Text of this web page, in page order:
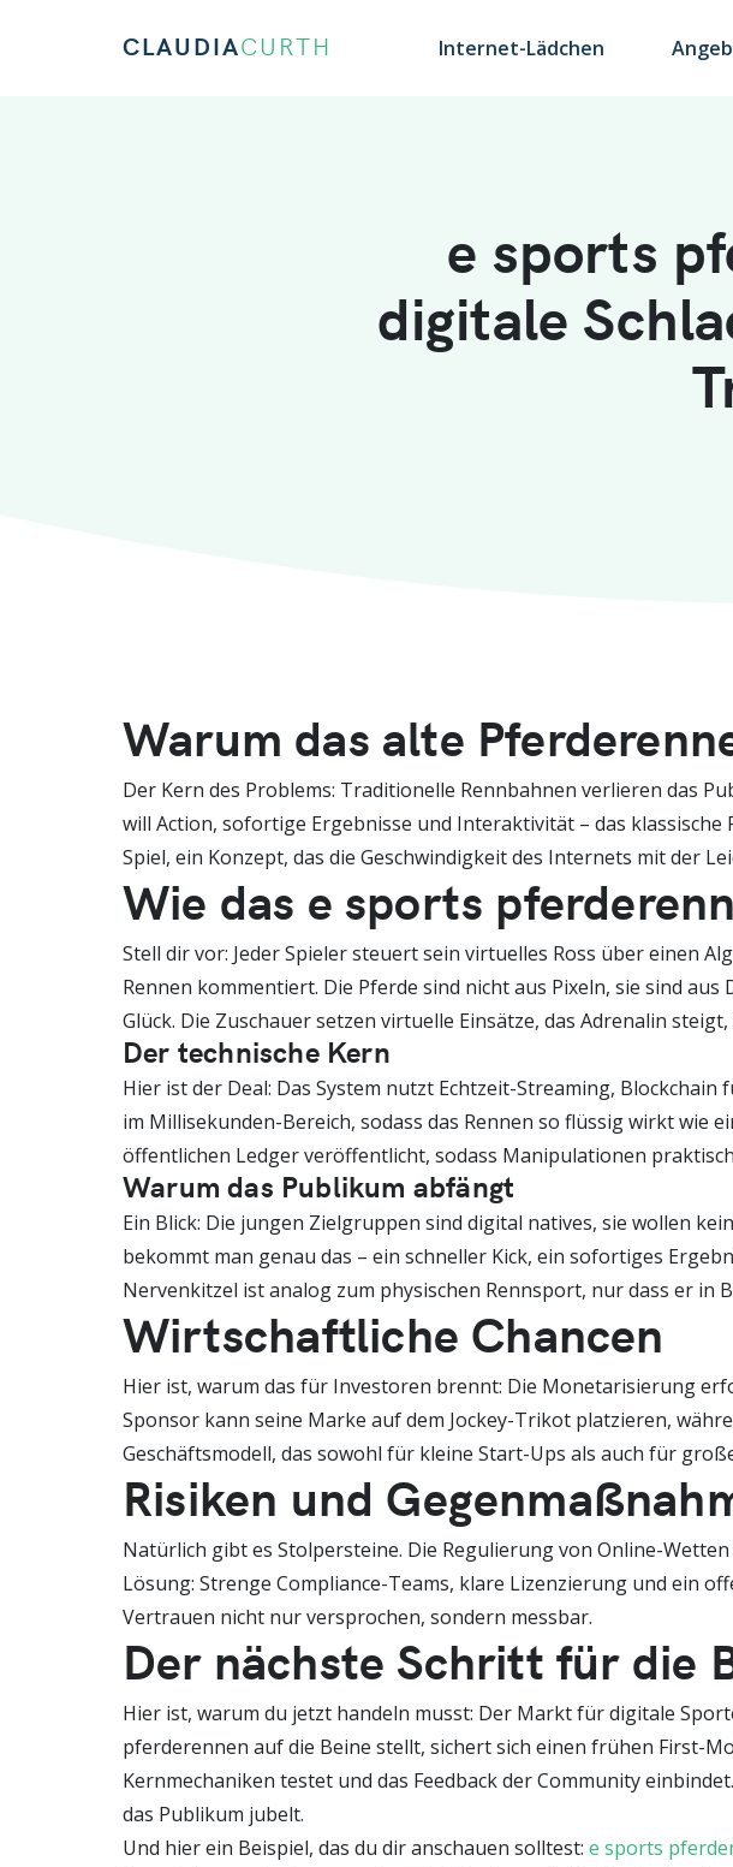
CLAUDIACURTH Internet-Lädchen
e sports
digitale
Warum das alte
Der Kern des Problems: Traditionelle Rennbahnen verlieren das
will Action, sofortige Ergebnisse und Interaktivität – das
Spiel, ein Konzept, das die Geschwindigkeit des Internets mit der
Wie das e sports
Stell dir vor: Jeder Spieler steuert sein virtuelles Ross über einen
Rennen kommentiert. Die Pferde sind nicht aus Pixeln, sie sind
Glück. Die Zuschauer setzen virtuelle Einsätze, das Adrenalin
Der technische Kern
Hier ist der Deal: Das System nutzt Echtzeit-Streaming,
im Millisekunden-Bereich, sodass das Rennen so flüssig wirkt wie
öffentlichen Ledger veröffentlicht, sodass Manipulationen
Warum das Publikum abfängt
Ein Blick: Die jungen Zielgruppen sind digital natives, sie wollen
bekommt man genau das – ein schneller Kick, ein sofortiges
Nervenkitzel ist analog zum physischen Rennsport, nur dass er in
Wirtschaftliche Chancen
Hier ist, warum das für Investoren brennt: Die Monetarisierung
Sponsor kann seine Marke auf dem Jockey-Trikot platzieren,
Geschäftsmodell, das sowohl für kleine Start-Ups als auch für
Risiken und
Natürlich gibt es Stolpersteine. Die Regulierung von Online-
Lösung: Strenge Compliance-Teams, klare Lizenzierung und ein
Vertrauen nicht nur versprochen, sondern messbar.
Der nächste Schritt für die
Hier ist, warum du jetzt handeln musst: Der Markt für digitale
pferderennen auf die Beine stellt, sichert sich einen frühen First-
Kernmechaniken testet und das Feedback der Community
das Publikum jubelt.
Und hier ein Beispiel, das du dir anschauen solltest: e sports